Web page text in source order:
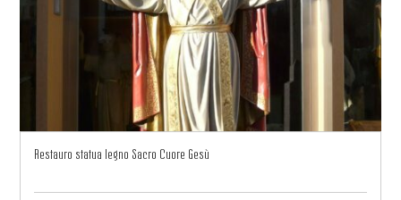
Restauro statua legno Sacro Cuore Gesù